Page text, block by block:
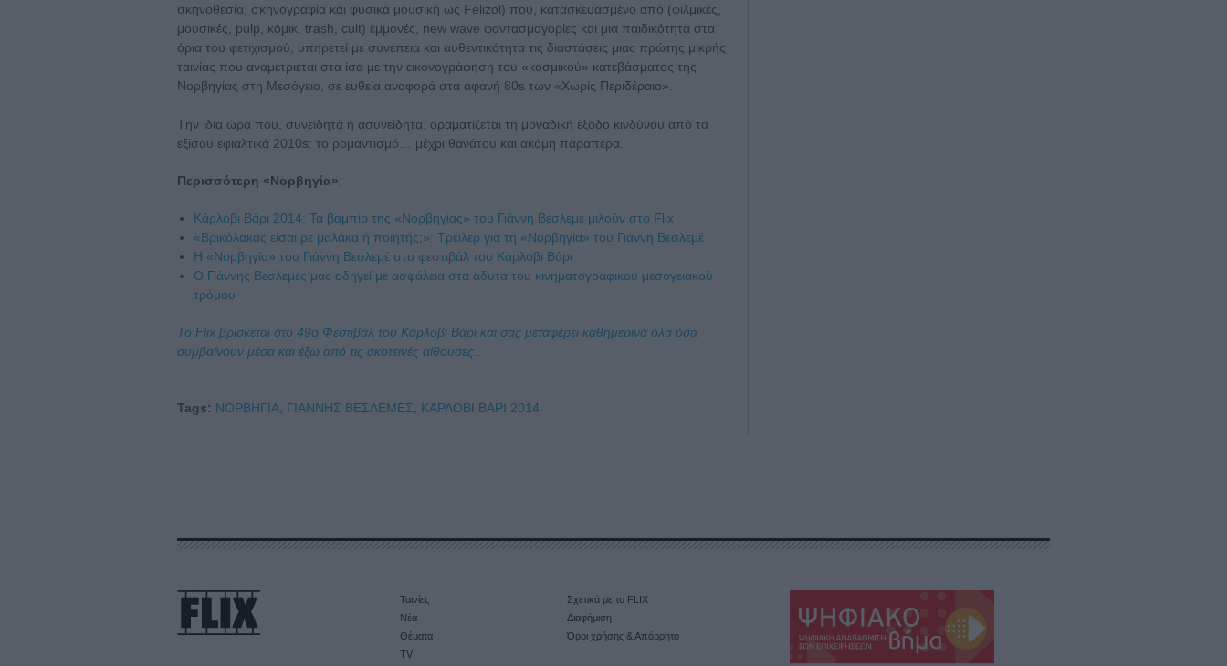
σκηνοθεσία, σκηνογραφία και φυσικά μουσική ως Felizol) που, κατασκευασμένο από (φιλμικές,
μουσικές, pulp, κόμικ, trash, cult) εμμονές, new wave φαντασμαγορίες και μια παιδικότητα στα
όρια του φετιχισμού, υπηρετεί με συνέπεια και αυθεντικότητα τις διαστάσεις μιας πρώτης μικρής
ταινίας που αναμετριέται στα ίσα με την εικονογράφηση του «κοσμικού» κατεβάσματος της
Νορβηγίας στη Μεσόγειο, σε ευθεία αναφορά στα αφανή 80s των «Χωρίς Περιδέραιο».
Tην ίδια ώρα που, συνειδητά ή ασυνείδητα, οραματίζεται τη μοναδική έξοδο κινδύνου από τα
εξίσου εφιαλτικά 2010s: το ρομαντισμό… μέχρι θανάτου και ακόμη παραπέρα.
Περισσότερη «Νορβηγία»:
Κάρλοβι Βάρι 2014: Τα βαμπίρ της «Νορβηγίας» του Γιάννη Βεσλεμέ μιλούν στο Flix
«Βρικόλακας είσαι ρε μαλάκα ή ποιητής;»: Τρέιλερ για τη «Νορβηγία» του Γιάννη Βεσλεμέ
Η «Νορβηγία» του Γιάννη Βεσλεμέ στο φεστιβάλ του Κάρλοβι Βάρι
Ο Γιάννης Βεσλεμές μας οδηγεί με ασφάλεια στα άδυτα του κινηματογραφικού μεσογειακού
τρόμου
Το Flix βρίσκεται στο 49ο Φεστιβάλ του Κάρλοβι Βάρι και σας μεταφέρει καθημερινά όλα όσα
συμβαίνουν μέσα και έξω από τις σκοτεινές αίθουσες.
Tags: ΝΟΡΒΗΓΙΑ, ΓΙΑΝΝΗΣ ΒΕΣΛΕΜΕΣ, ΚΑΡΛΟΒΙ ΒΑΡΙ 2014
Ταινίες
Νέα
Θέματα
TV
Σχετικά με το FLIX
Διαφήμιση
Όροι χρήσης & Απόρρητο